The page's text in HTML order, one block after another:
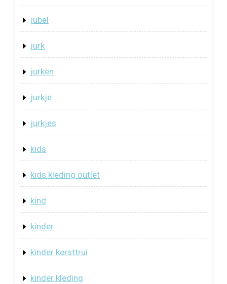
jubel
jurk
jurken
jurkje
jurkjes
kids
kids kleding outlet
kind
kinder
kinder kersttrui
kinder kleding